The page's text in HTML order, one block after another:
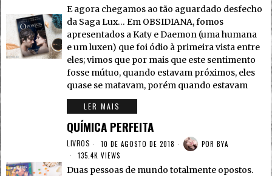
E agora chegamos ao tão aguardado desfecho
da Saga Lux… Em OBSIDIANA, fomos
apresentados a Katy e Daemon (uma humana
e um luxen) que foi ódio à primeira vista entre
eles; vimos que por mais que este sentimento
fosse mútuo, quando estavam próximos, eles
quase se matavam, porém quando estavam
LER MAIS
QUÍMICA PERFEITA
LIVROS 10 DE AGOSTO DE 2018 POR BYA
135.4K VIEWS
Duas pessoas de mundo totalmente opostos.